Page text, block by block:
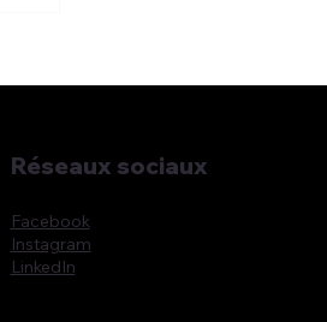
Facebook
Instagram
LinkedIn
Réseaux sociaux